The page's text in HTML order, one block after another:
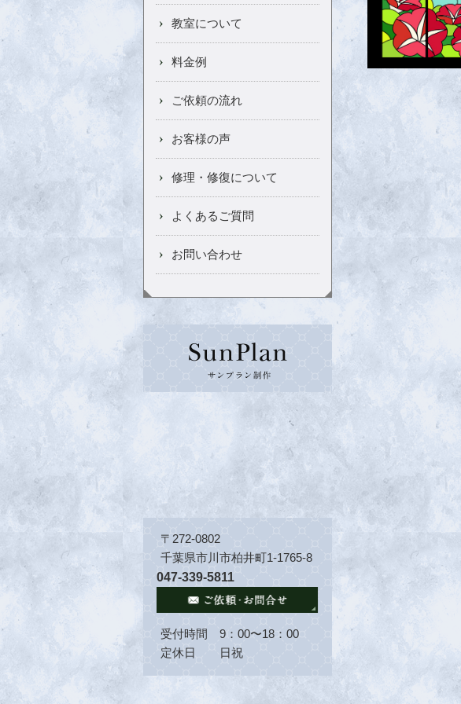
教室について
料金例
ご依頼の流れ
お客様の声
修理・修復について
よくあるご質問
お問い合わせ
〒272-0802
千葉県市川市柏井町1-1765-8
047-339-5811
受付時間 9：00〜18：00
定休日 日祝